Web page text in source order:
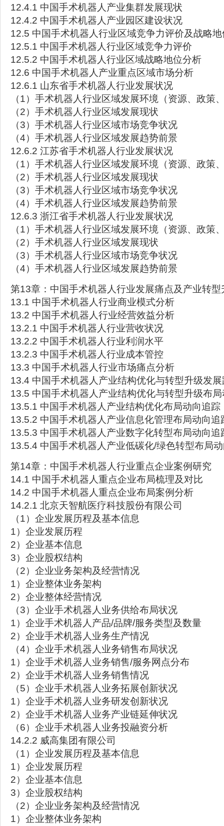
12.4.1 中国手术机器人产业集群发展现状
12.4.2 中国手术机器人产业园区建设状况
12.5 中国手术机器人行业区域竞争力评价及战略
12.5.1 中国手术机器人行业区域竞争力评价
12.5.2 中国手术机器人行业区域战略地位分析
12.6 中国手术机器人产业重点区域市场分析
12.6.1 山东省手术机器人行业发展状况
（1）手术机器人行业区域发展环境（资源、政策
（2）手术机器人行业区域发展现状
（3）手术机器人行业区域市场竞争状况
（4）手术机器人行业区域发展趋势前景
12.6.2 江苏省手术机器人行业发展状况
（1）手术机器人行业区域发展环境（资源、政策
（2）手术机器人行业区域发展现状
（3）手术机器人行业区域市场竞争状况
（4）手术机器人行业区域发展趋势前景
12.6.3 浙江省手术机器人行业发展状况
（1）手术机器人行业区域发展环境（资源、政策
（2）手术机器人行业区域发展现状
（3）手术机器人行业区域市场竞争状况
（4）手术机器人行业区域发展趋势前景
第13章：中国手术机器人行业发展痛点及产业转
13.1 中国手术机器人行业商业模式分析
13.2 中国手术机器人行业经营效益分析
13.2.1 中国手术机器人行业营收状况
13.2.2 中国手术机器人行业利润水平
13.2.3 中国手术机器人行业成本管控
13.3 中国手术机器人行业市场痛点分析
13.4 中国手术机器人产业结构优化与转型升级发
13.5 中国手术机器人产业结构优化与转型升级布
13.5.1 中国手术机器人产业结构优化布局动向追踪
13.5.2 中国手术机器人产业信息化管理布局动向追
13.5.3 中国手术机器人产业数字化转型布局动向追
13.5.4 中国手术机器人产业低碳化/绿色转型布局
第14章：中国手术机器人行业重点企业案例研究
14.1 中国手术机器人重点企业布局梳理及对比
14.2 中国手术机器人重点企业布局案例分析
14.2.1 北京天智航医疗科技股份有限公司
（1）企业发展历程及基本信息
1）企业发展历程
2）企业基本信息
3）企业股权结构
（2）企业业务架构及经营情况
1）企业整体业务架构
2）企业整体经营情况
（3）企业手术机器人业务供给布局状况
1）企业手术机器人产品/品牌/服务类型及数量
2）企业手术机器人业务生产情况
（4）企业手术机器人业务销售布局状况
1）企业手术机器人业务销售/服务网点分布
2）企业手术机器人业务销售情况
（5）企业手术机器人业务拓展创新状况
1）企业手术机器人业务研发创新状况
2）企业手术机器人业务产业链延伸状况
（6）企业手术机器人业务投融资分析
14.2.2 威高集团有限公司
（1）企业发展历程及基本信息
1）企业发展历程
2）企业基本信息
3）企业股权结构
（2）企业业务架构及经营情况
1）企业整体业务架构